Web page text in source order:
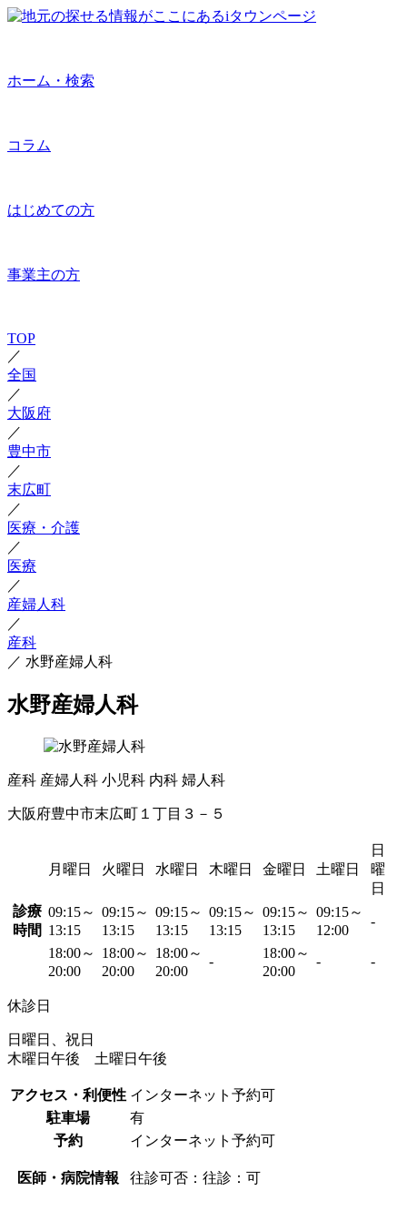
ホーム・検索
コラム
はじめての方
事業主の方
TOP
／
全国
／
大阪府
／
豊中市
／
末広町
／
医療・介護
／
医療
／
産婦人科
／
産科
／ 水野産婦人科
水野産婦人科
産科 産婦人科 小児科 内科 婦人科
大阪府豊中市末広町１丁目３－５
月曜日 火曜日 水曜日 木曜日 金曜日 土曜日
日
曜
日
診療
時間
09:15～
13:15
09:15～
13:15
09:15～
13:15
09:15～
13:15
09:15～
13:15
09:15～
12:00
-
18:00～
20:00
18:00～
20:00
18:00～
20:00
-
18:00～
20:00
- -
休診日
日曜日、祝日
木曜日午後 土曜日午後
アクセス・利便性 インターネット予約可
駐車場
有
予約
インターネット予約可
医師・病院情報 往診可否：往診：可